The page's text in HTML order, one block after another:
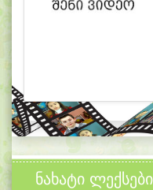
ნახატი ლექსები